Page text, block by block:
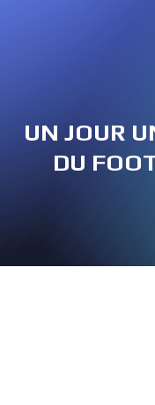
UN JOUR
DU